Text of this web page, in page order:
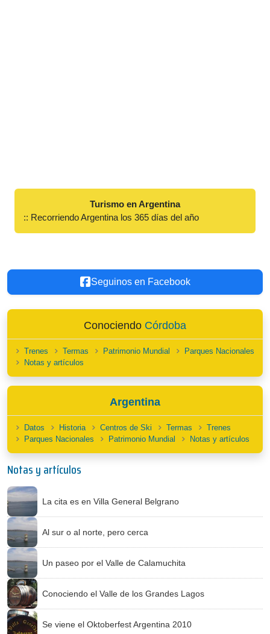
Turismo en Argentina
:: Recorriendo Argentina los 365 días del año
Seguinos en Facebook
Conociendo Córdoba
Trenes Termas Patrimonio Mundial
Parques Nacionales
Notas y artículos
Argentina
Datos Historia Centros de Ski Termas
Trenes
Parques Nacionales
Patrimonio Mundial Notas y artículos
Notas y artículos
La cita es en Villa General Belgrano
Al sur o al norte, pero cerca
Un paseo por el Valle de Calamuchita
Conociendo el Valle de los Grandes Lagos
Se viene el Oktoberfest Argentina 2010